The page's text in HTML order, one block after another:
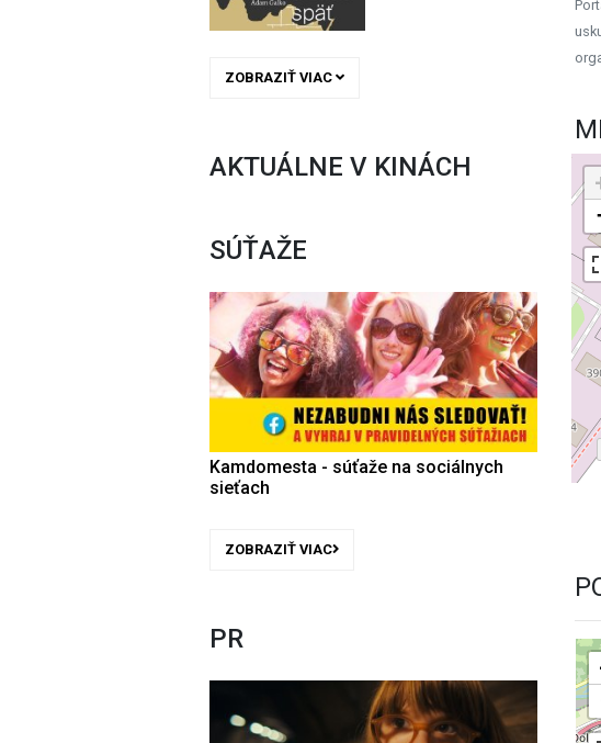
ZOBRAZIŤ VIAC
AKTUÁLNE V KINÁCH
SÚŤAŽE
Kamdomesta - súťaže na sociálnych
sieťach
ZOBRAZIŤ VIAC
PR